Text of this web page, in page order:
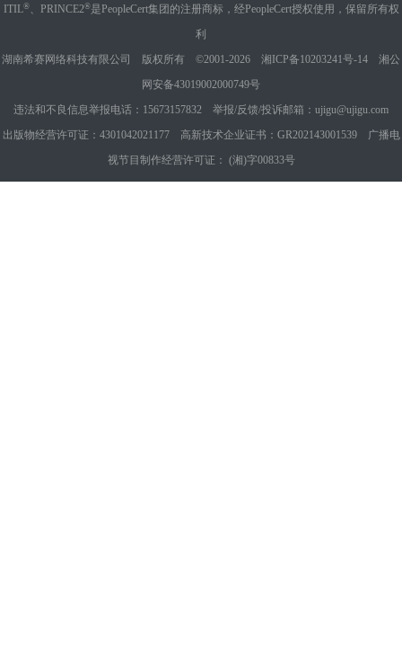
ITIL®、PRINCE2®是PeopleCert集团的注册商标，经PeopleCert授权使用，保留所有权
利
湖南希赛网络科技有限公司 版权所有 ©2001-2026 湘ICP备10203241号-14
湘公
网安备43019002000749号
违法和不良信息举报电话：15673157832 举报/反馈/投诉邮箱：ujigu@ujigu.com
出版物经营许可证：4301042021177 高新技术企业证书：GR202143001539 广播电
视节目制作经营许可证： (湘)字00833号